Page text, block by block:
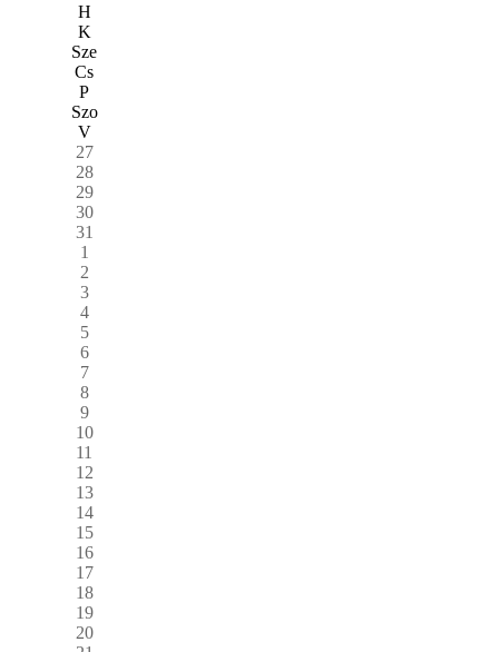
H
K
Sze
Cs
P
Szo
V
27
28
29
30
31
1
2
3
4
5
6
7
8
9
10
11
12
13
14
15
16
17
18
19
20